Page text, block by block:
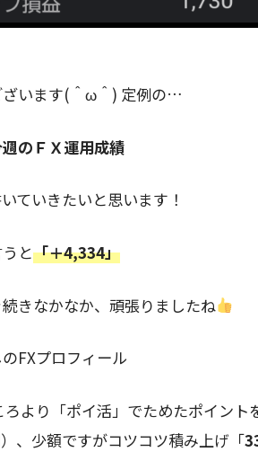
ざいます(＾ω＾) 定例の…
のＦＸ運用成績
ていきたいと思います！
と「＋4,334」
きなかなか、頑張りましたね
FXプロフィール
より「ポイ活」でためたポイン
、少額ですがコツコツ積み上げ「